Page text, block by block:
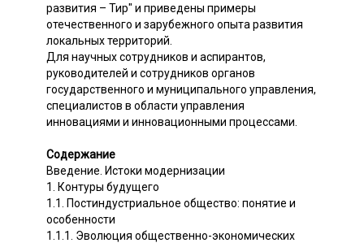
развития – Тир" и приведены примеры
отечественного и зарубежного опыта развития
локальных территорий.
Для научных сотрудников и аспирантов,
руководителей и сотрудников органов
государственного и муниципального управления,
специалистов в области управления
инновациями и инновационными процессами.
Содержание
Введение. Истоки модернизации
1. Контуры будущего
1.1. Постиндустриальное общество: понятие и
особенности
1.1.1. Эволюция общественно-экономических